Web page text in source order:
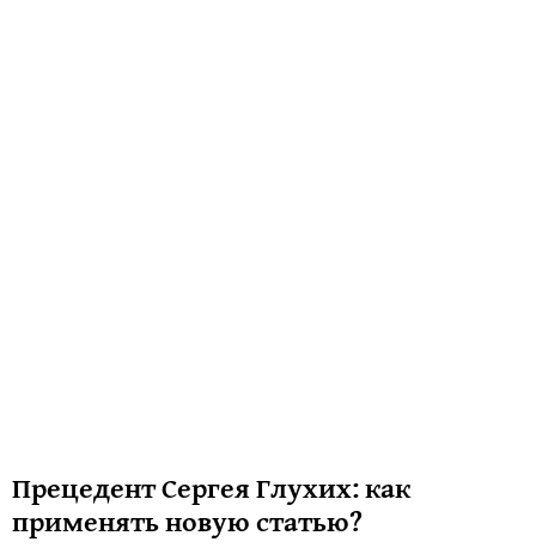
Прецедент Сергея Глухих: как
применять новую статью?